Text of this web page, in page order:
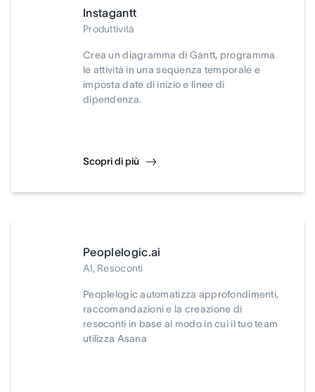
Instagantt
Produttività
Crea un diagramma di Gantt, programma
le attività in una sequenza temporale e
imposta date di inizio e linee di
dipendenza.
Scopri di più
Peoplelogic.ai
AI, Resoconti
Peoplelogic automatizza approfondimenti,
raccomandazioni e la creazione di
resoconti in base al modo in cui il tuo team
utilizza Asana